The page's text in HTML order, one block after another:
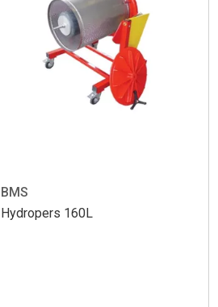
BMS
Hydropers 160L